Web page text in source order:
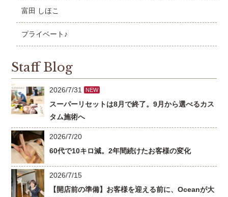
富田 しほこ
プライベート♪
Staff Blog
2026/7/31 NEW
スーパーリセットは8月で終了。9月から選べるカス
タム施術へ
2026/7/20
60代で10キロ減。2年間続けたお客様の変化
2026/7/15
【開店前の準備】お客様を迎える前に、Oceanが大